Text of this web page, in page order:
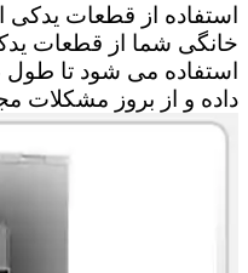
استفاده از قطعات یدکی
خانگی شما از قطعات
استفاده می شود تا طول
داده و از بروز مشکلات